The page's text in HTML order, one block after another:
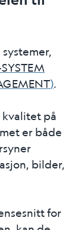
).
på
er både
bilder,
for